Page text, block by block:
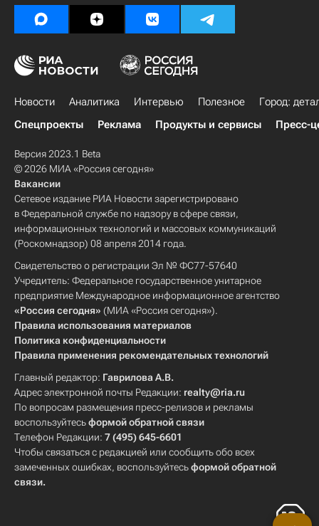
Новости Аналитика Интервью Полезное
Город:
Спецпроекты
Реклама Продукты и сервисы Пресс-
Версия 2023.1 Beta
© 2026 МИА «Россия сегодня»
Вакансии
Сетевое издание РИА Новости зарегистрировано
в Федеральной службе по надзору в сфере связи,
информационных технологий и массовых коммуникаций
(Роскомнадзор) 08 апреля 2014 года.
Свидетельство о регистрации Эл № ФС77-57640
Учредитель: Федеральное государственное унитарное
предприятие Международное информационное агентство
«Россия сегодня» (МИА «Россия сегодня»).
Правила использования материалов
Политика конфиденциальности
Правила применения рекомендательных технологий
Главный редактор: Гаврилова А.В.
Адрес электронной почты Редакции: realty@ria.ru
По вопросам размещения пресс-релизов и рекламы
воспользуйтесьформой обратной связи
Телефон Редакции: 7 (495) 645-6601
Чтобы связаться с редакцией или сообщить обо всех
замеченных ошибках, воспользуйтесьформой обратной
связи.